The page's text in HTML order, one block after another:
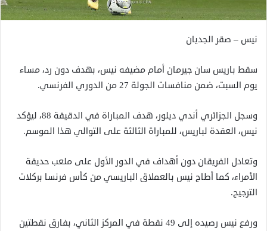
نيس – صقر الجديان
سقط باريس سان جيرمان أمام مضيفه نيس، بهدف دون رد، مساء
يوم السبت، ضمن منافسات الجولة 27 من الدوري الفرنسي.
وسجل الجزائري أندي ديلور، هدف المباراة في الدقيقة 88، ليؤكد
نيس، العقدة لباريس، للمباراة الثالثة على التوالي هذا الموسم.
وتعادل الفريقان دون أهداف في الدور الأول على ملعب حديقة
الأمراء، كما أطاح نيس بالعملاق الباريسي من كأس فرنسا بركلات
الترجيح.
ورفع نيس رصيده إلى 49 نقطة في المركز الثاني، بفارق نقطتين